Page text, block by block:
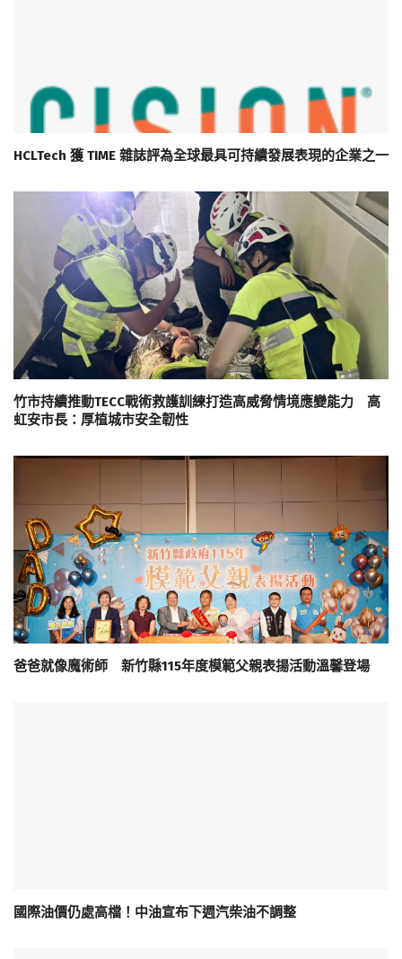
HCLTech 獲 TIME 雜誌評為全球最具可持續發展表現的企業之一
竹市持續推動TECC戰術救護訓練打造高威脅情境應變能力 高
虹安市長：厚植城市安全韌性
爸爸就像魔術師 新竹縣115年度模範父親表揚活動溫馨登場
國際油價仍處高檔！中油宣布下週汽柴油不調整